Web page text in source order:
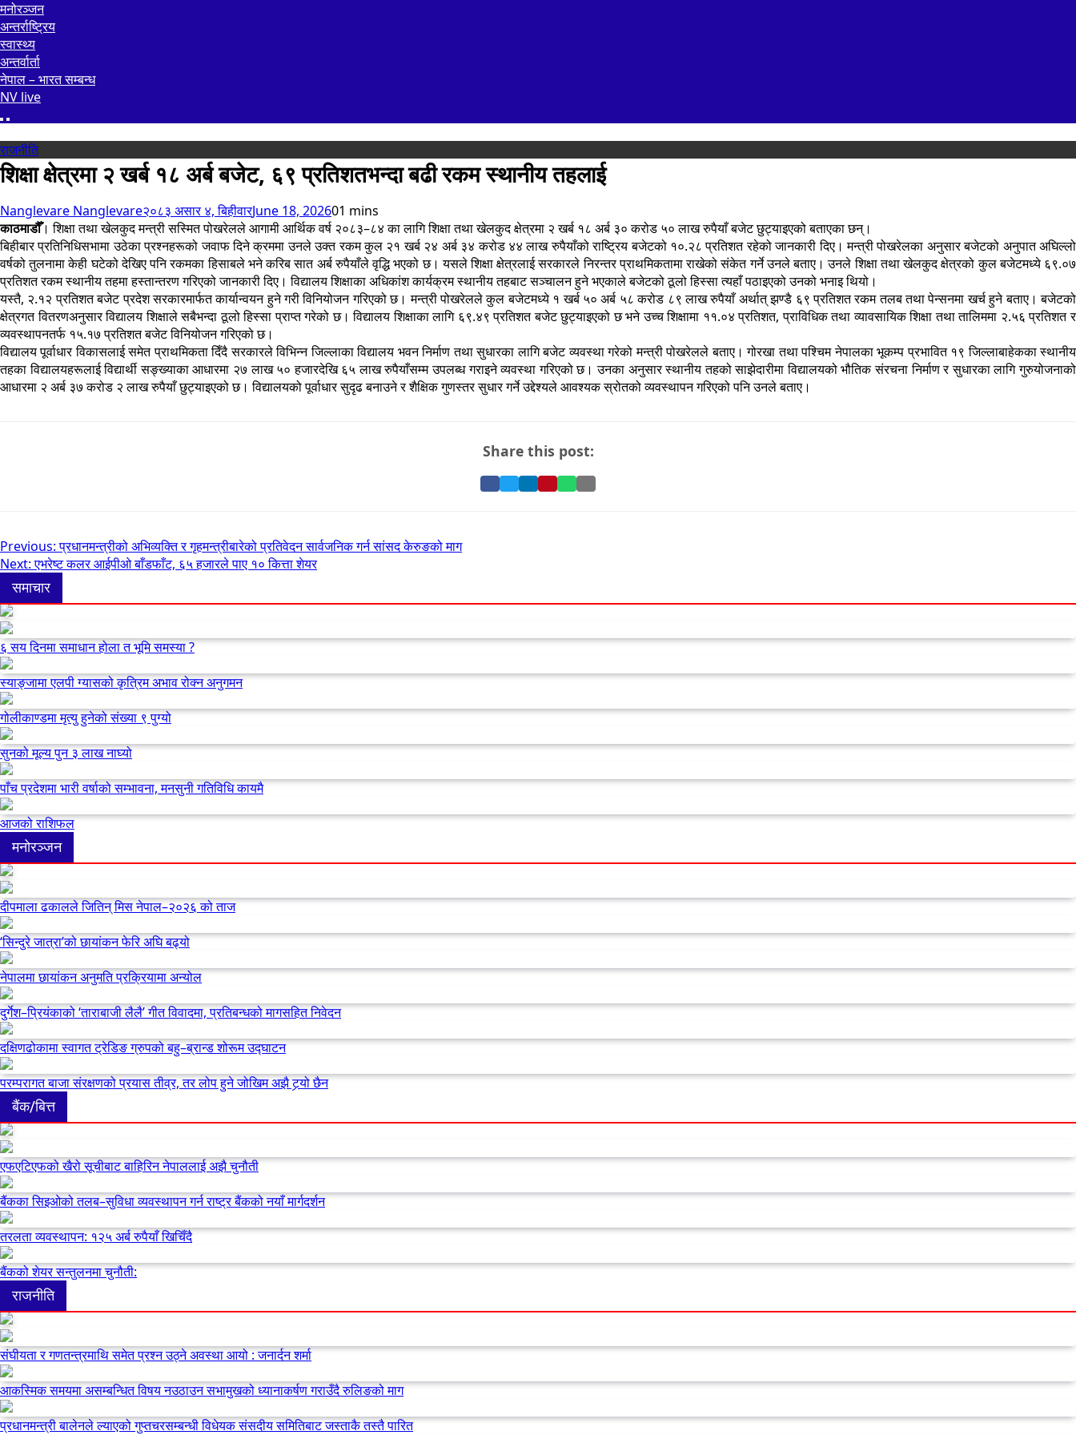
मनोरञ्जन
अन्तर्राष्ट्रिय
स्वास्थ्य
अन्तर्वार्ता
नेपाल – भारत सम्बन्ध
NV live
राजनीति
शिक्षा क्षेत्रमा २ खर्ब १८ अर्ब बजेट, ६९ प्रतिशतभन्दा बढी रकम स्थानीय तहलाई
Nanglevare Nanglevare२०८३ असार ४, बिहीवारJune 18, 202601 mins
काठमाडौँ। शिक्षा तथा खेलकुद मन्त्री सस्मित पोखरेलले आगामी आर्थिक वर्ष २०८३–८४ का लागि शिक्षा तथा खेलकुद क्षेत्रमा २ खर्ब १८ अर्ब ३० करोड ५० लाख रुपैयाँ बजेट छुट्याइएको बताएका छन्।
बिहीबार प्रतिनिधिसभामा उठेका प्रश्नहरूको जवाफ दिने क्रममा उनले उक्त रकम कुल २१ खर्ब २४ अर्ब ३४ करोड ४४ लाख रुपैयाँको राष्ट्रिय बजेटको १०.२८ प्रतिशत रहेको जानकारी दिए। मन्त्री पोखरेलका अनुसार बजेटको अनुपात अघिल्लो
वर्षको तुलनामा केही घटेको देखिए पनि रकमका हिसाबले भने करिब सात अर्ब रुपैयाँले वृद्धि भएको छ। यसले शिक्षा क्षेत्रलाई सरकारले निरन्तर प्राथमिकतामा राखेको संकेत गर्ने उनले बताए। उनले शिक्षा तथा खेलकुद क्षेत्रको कुल बजेटमध्ये ६९.०७
प्रतिशत रकम स्थानीय तहमा हस्तान्तरण गरिएको जानकारी दिए। विद्यालय शिक्षाका अधिकांश कार्यक्रम स्थानीय तहबाट सञ्चालन हुने भएकाले बजेटको ठूलो हिस्सा त्यहाँ पठाइएको उनको भनाइ थियो।
यस्तै, २.१२ प्रतिशत बजेट प्रदेश सरकारमार्फत कार्यान्वयन हुने गरी विनियोजन गरिएको छ। मन्त्री पोखरेलले कुल बजेटमध्ये १ खर्ब ५० अर्ब ५८ करोड ८९ लाख रुपैयाँ अर्थात् झण्डै ६९ प्रतिशत रकम तलब तथा पेन्सनमा खर्च हुने बताए। बजेटको
क्षेत्रगत वितरणअनुसार विद्यालय शिक्षाले सबैभन्दा ठूलो हिस्सा प्राप्त गरेको छ। विद्यालय शिक्षाका लागि ६९.४९ प्रतिशत बजेट छुट्याइएको छ भने उच्च शिक्षामा ११.०४ प्रतिशत, प्राविधिक तथा व्यावसायिक शिक्षा तथा तालिममा २.५६ प्रतिशत र
व्यवस्थापनतर्फ १५.१७ प्रतिशत बजेट विनियोजन गरिएको छ।
विद्यालय पूर्वाधार विकासलाई समेत प्राथमिकता दिँदै सरकारले विभिन्न जिल्लाका विद्यालय भवन निर्माण तथा सुधारका लागि बजेट व्यवस्था गरेको मन्त्री पोखरेलले बताए। गोरखा तथा पश्चिम नेपालका भूकम्प प्रभावित १९ जिल्लाबाहेकका स्थानीय
तहका विद्यालयहरूलाई विद्यार्थी सङ्ख्याका आधारमा २७ लाख ५० हजारदेखि ६५ लाख रुपैयाँसम्म उपलब्ध गराइने व्यवस्था गरिएको छ। उनका अनुसार स्थानीय तहको साझेदारीमा विद्यालयको भौतिक संरचना निर्माण र सुधारका लागि गुरुयोजनाको
आधारमा २ अर्ब ३७ करोड २ लाख रुपैयाँ छुट्याइएको छ। विद्यालयको पूर्वाधार सुदृढ बनाउने र शैक्षिक गुणस्तर सुधार गर्ने उद्देश्यले आवश्यक स्रोतको व्यवस्थापन गरिएको पनि उनले बताए।
Share this post:
Share
Share
Share
PinShareShare
Post
navigation
Previous: प्रधानमन्त्रीको अभिव्यक्ति र गृहमन्त्रीबारेको प्रतिवेदन सार्वजनिक गर्न सांसद केरुङको माग
Next:एभरेष्ट कलर आईपीओ बाँडफाँट, ६५ हजारले पाए १० कित्ता शेयर
समाचार
६ सय दिनमा समाधान होला त भूमि समस्या ?
स्याङ्जामा एलपी ग्यासको कृत्रिम अभाव रोक्न अनुगमन
गोलीकाण्डमा मृत्यु हुनेको संख्या ९ पुग्यो
सुनको मूल्य पुन ३ लाख नाघ्यो
पाँच प्रदेशमा भारी वर्षाको सम्भावना, मनसुनी गतिविधि कायमै
आजको राशिफल
मनोरञ्जन
दीपमाला ढकालले जितिन् मिस नेपाल–२०२६ को ताज
‘सिन्दुरे जात्रा’को छायांकन फेरि अघि बढ्यो
नेपालमा छायांकन अनुमति प्रक्रियामा अन्योल
दुर्गेश–प्रियंकाको ‘ताराबाजी लैलै’ गीत विवादमा, प्रतिबन्धको मागसहित निवेदन
दक्षिणढोकामा स्वागत ट्रेडिङ ग्रुपको बहु–ब्रान्ड शोरूम उद्घाटन
परम्परागत बाजा संरक्षणको प्रयास तीव्र, तर लोप हुने जोखिम अझै टर्‍यो छैन
बैंक/बित्त
एफएटिएफको खैरो सूचीबाट बाहिरिन नेपाललाई अझै चुनौती
बैंकका सिइओको तलब–सुविधा व्यवस्थापन गर्न राष्ट्र बैंकको नयाँ मार्गदर्शन
तरलता व्यवस्थापन: १२५ अर्ब रुपैयाँ खिचिँदै
बैंकको शेयर सन्तुलनमा चुनौती:
राजनीति
संघीयता र गणतन्त्रमाथि समेत प्रश्न उठ्ने अवस्था आयो : जनार्दन शर्मा
आकस्मिक समयमा असम्बन्धित विषय नउठाउन सभामुखको ध्यानाकर्षण गराउँदै रुलिङको माग
प्रधानमन्त्री बालेनले ल्याएको गुप्तचरसम्बन्धी विधेयक संसदीय समितिबाट जस्ताकै तस्तै पारित